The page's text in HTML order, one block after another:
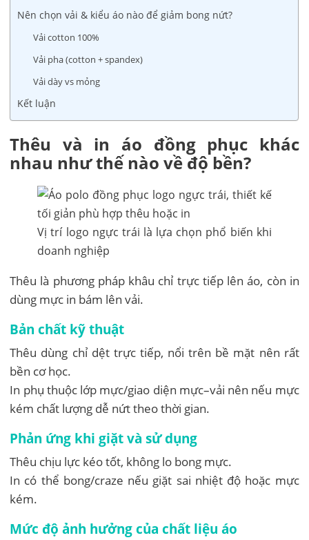
Nên chọn vải & kiểu áo nào để giảm bong nứt?
Vải cotton 100%
Vải pha (cotton + spandex)
Vải dày vs mỏng
Kết luận
Thêu và in áo đồng phục khác
nhau như thế nào về độ bền?
Vị trí logo ngực trái là lựa chọn phổ biến khi
doanh nghiệp
Thêu là phương pháp khâu chỉ trực tiếp lên áo, còn in
dùng mực in bám lên vải.
Bản chất kỹ thuật
Thêu dùng chỉ dệt trực tiếp, nổi trên bề mặt nên rất
bền cơ học.
In phụ thuộc lớp mực/giao diện mực–vải nên nếu mực
kém chất lượng dễ nứt theo thời gian.
Phản ứng khi giặt và sử dụng
Thêu chịu lực kéo tốt, không lo bong mực.
In có thể bong/craze nếu giặt sai nhiệt độ hoặc mực
kém.
Mức độ ảnh hưởng của chất liệu áo